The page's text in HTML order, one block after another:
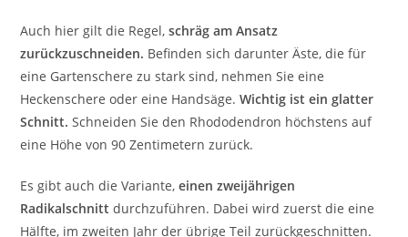
Auch hier gilt die Regel,schräg am Ansatz
zurückzuschneiden. Befinden sich darunter Äste, die für
eine Gartenschere zu stark sind, nehmen Sie eine
Heckenschere oder eine Handsäge.Wichtig ist ein glatter
Schnitt. Schneiden Sie den Rhododendron höchstens auf
eine Höhe von 90 Zentimetern zurück.
Es gibt auch die Variante,einen zweijährigen
Radikalschnittdurchzuführen. Dabei wird zuerst die eine
Hälfte, im zweiten Jahr der übrige Teil zurückgeschnitten.